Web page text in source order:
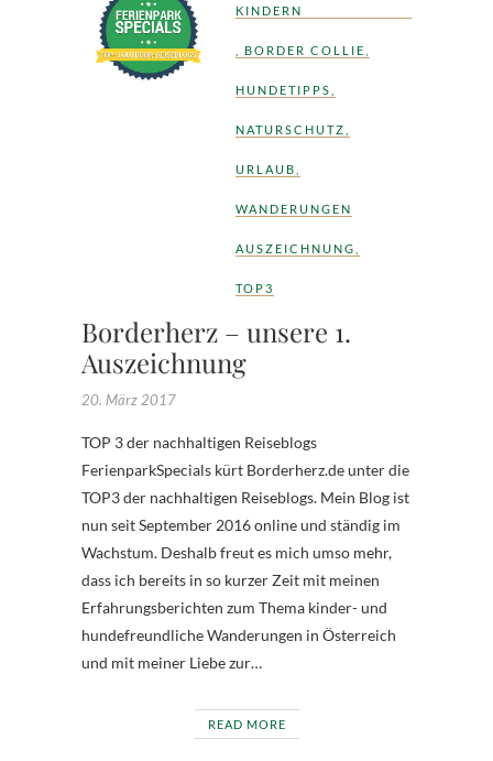
KINDERN
BORDER COLLIE
HUNDETIPPS
NATURSCHUTZ
URLAUB
WANDERUNGEN
AUSZEICHNUNG
TOP3
Borderherz – unsere 1.
Auszeichnung
20. März 2017
TOP 3 der nachhaltigen Reiseblogs
FerienparkSpecials kürt Borderherz.de unter die
TOP3 der nachhaltigen Reiseblogs. Mein Blog ist
nun seit September 2016 online und ständig im
Wachstum. Deshalb freut es mich umso mehr,
dass ich bereits in so kurzer Zeit mit meinen
Erfahrungsberichten zum Thema kinder- und
hundefreundliche Wanderungen in Österreich
und mit meiner Liebe zur…
READ MORE